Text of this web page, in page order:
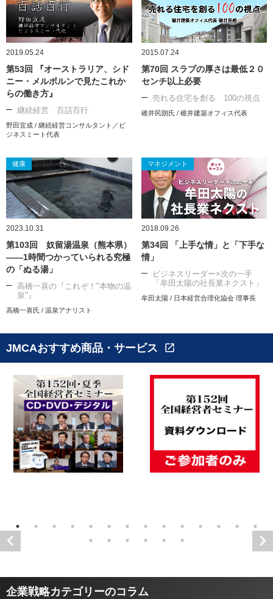
2019.05.24
第53回 『オーストラリア、シド
ニー・メルボルンで見たこれか
らの働き方』
継続経営 百話百行
野田宜成 / 継続経営コンサルタント／ビ
ジネスミート代表
2015.07.24
第70回 スラブの厚さは最低２０
センチ以上必要
売れる住宅を創る 100の視点
碓井民朗氏 / 碓井建築オフィス代表
健康
2023.10.31
第103回 奴留湯温泉（熊本県）
――1時間つかっていられる究極
の「ぬる湯」
高橋一喜の『これぞ！"本物の温
泉"』
高橋一喜氏 / 温泉アナリスト
マネジメント
2018.09.26
第34回 「上手な情」と「下手な
情」
ビジネスリーダー×次の一手
「牟田太陽の社長業ネクスト」
牟田太陽 / 日本経営合理化協会 理事長
JMCAおすすめ商品・サービス open_in_new
企業戦略カテゴリーのコラム